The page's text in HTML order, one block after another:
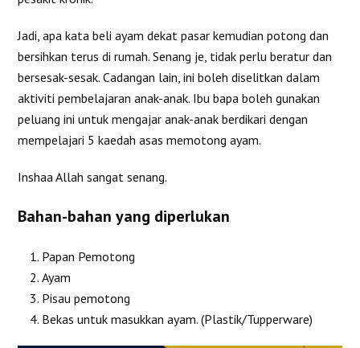
Jadi, apa kata beli ayam dekat pasar kemudian potong dan
bersihkan terus di rumah. Senang je, tidak perlu beratur dan
bersesak-sesak. Cadangan lain, ini boleh diselitkan dalam
aktiviti pembelajaran anak-anak. Ibu bapa boleh gunakan
peluang ini untuk mengajar anak-anak berdikari dengan
mempelajari 5 kaedah asas memotong ayam.
Inshaa Allah sangat senang.
Bahan-bahan yang diperlukan
Papan Pemotong
Ayam
Pisau pemotong
Bekas untuk masukkan ayam. (Plastik/Tupperware)